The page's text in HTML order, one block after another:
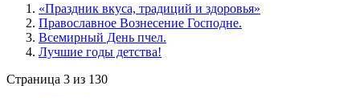
«Праздник вкуса, традиций и здоровья»
Православное Вознесение Господне.
Всемирный День пчел.
Лучшие годы детства!
Страница 3 из 130